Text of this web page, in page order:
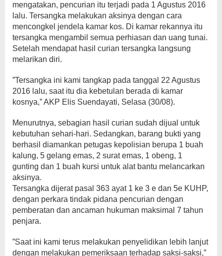
mengatakan, pencurian itu terjadi pada 1 Agustus 2016
lalu. Tersangka melakukan aksinya dengan cara
mencongkel jendela kamar kos. Di kamar rekannya itu
tersangka mengambil semua perhiasan dan uang tunai.
Setelah mendapat hasil curian tersangka langsung
melarikan diri.
”Tersangka ini kami tangkap pada tanggal 22 Agustus
2016 lalu, saat itu dia kebetulan berada di kamar
kosnya,” AKP Elis Suendayati, Selasa (30/08).
Menurutnya, sebagian hasil curian sudah dijual untuk
kebutuhan sehari-hari. Sedangkan, barang bukti yang
berhasil diamankan petugas kepolisian berupa 1 buah
kalung, 5 gelang emas, 2 surat emas, 1 obeng, 1
gunting dan 1 buah kursi untuk alat bantu melancarkan
aksinya.
Tersangka dijerat pasal 363 ayat 1 ke 3 e dan 5e KUHP,
dengan perkara tindak pidana pencurian dengan
pemberatan dan ancaman hukuman maksimal 7 tahun
penjara.
”Saat ini kami terus melakukan penyelidikan lebih lanjut
dengan melakukan pemeriksaan terhadap saksi-saksi,”